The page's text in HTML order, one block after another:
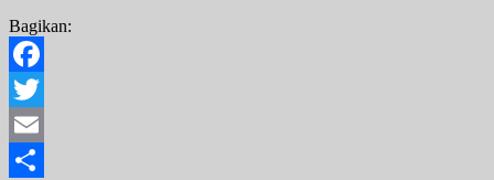
Bagikan:
Facebook
Twitter
Email